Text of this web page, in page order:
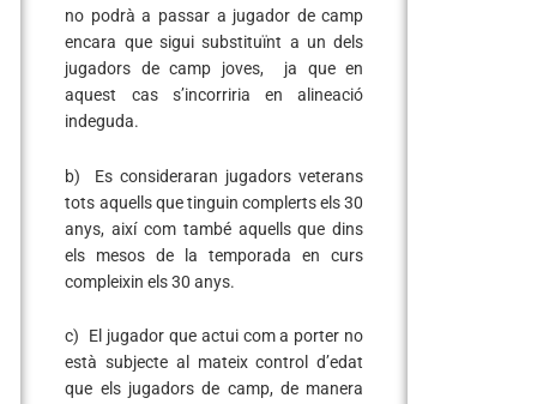
no podrà a passar a jugador de camp
encara que sigui substituïnt a un dels
jugadors de camp joves, ja que en
aquest cas s’incorriria en alineació
indeguda.
b) Es consideraran jugadors veterans
tots aquells que tinguin complerts els 30
anys, així com també aquells que dins
els mesos de la temporada en curs
compleixin els 30 anys.
c) El jugador que actui com a porter no
està subjecte al mateix control d’edat
que els jugadors de camp, de manera